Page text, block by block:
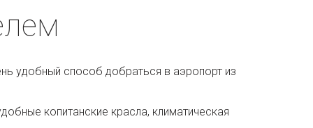
удобный способ добраться в аэропорт из
копитанские красла, климатическая